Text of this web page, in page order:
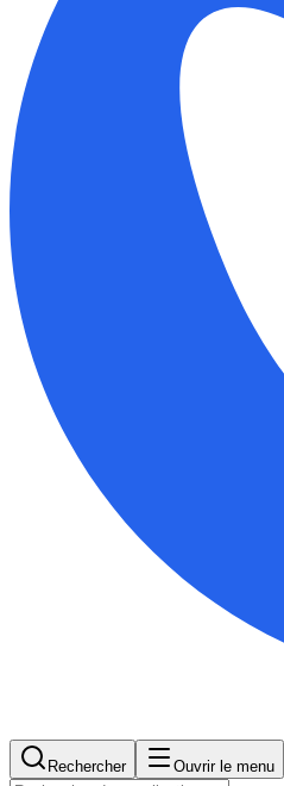
Rechercher Ouvrir le menu